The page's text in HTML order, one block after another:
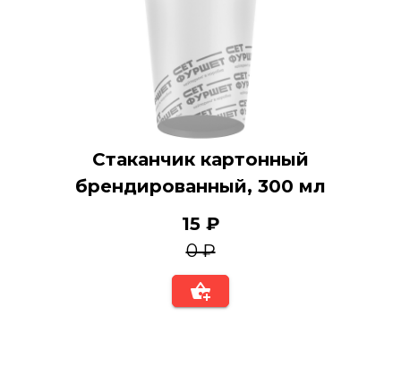
Стаканчик картонный
брендированный, 300 мл
15 ₽
0 ₽